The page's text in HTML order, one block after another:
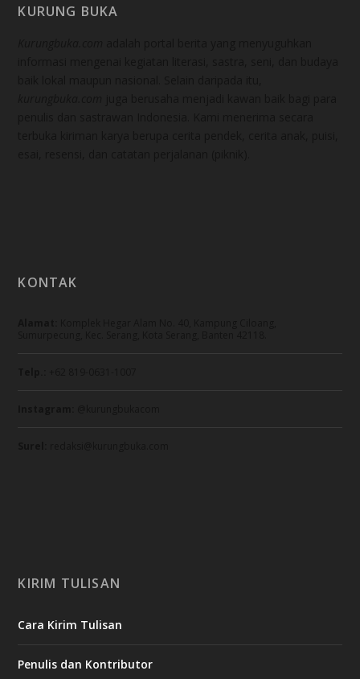
KURUNG BUKA
KONTAK
KIRIM TULISAN
Cara Kirim Tulisan
Penulis dan Kontributor